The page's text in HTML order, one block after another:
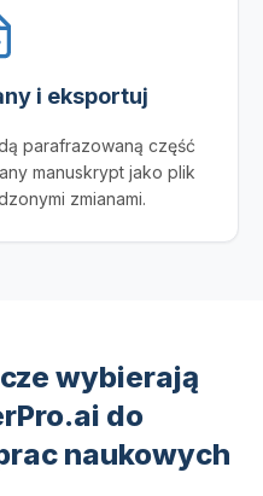
i eksportuj
parafrazowaną część
manuskrypt jako plik
zmianami.
wybierają
do
naukowych